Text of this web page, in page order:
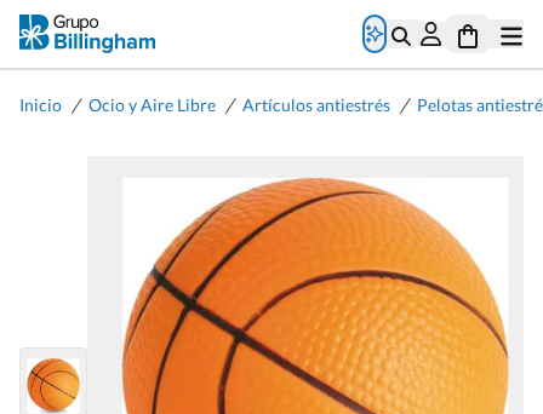
Inicio / Ocio y Aire Libre / Artículos antiestrés / Pelotas